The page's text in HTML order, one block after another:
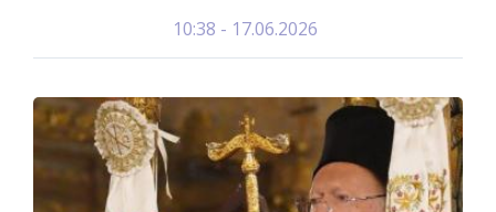
17.06.2026 - 10:38